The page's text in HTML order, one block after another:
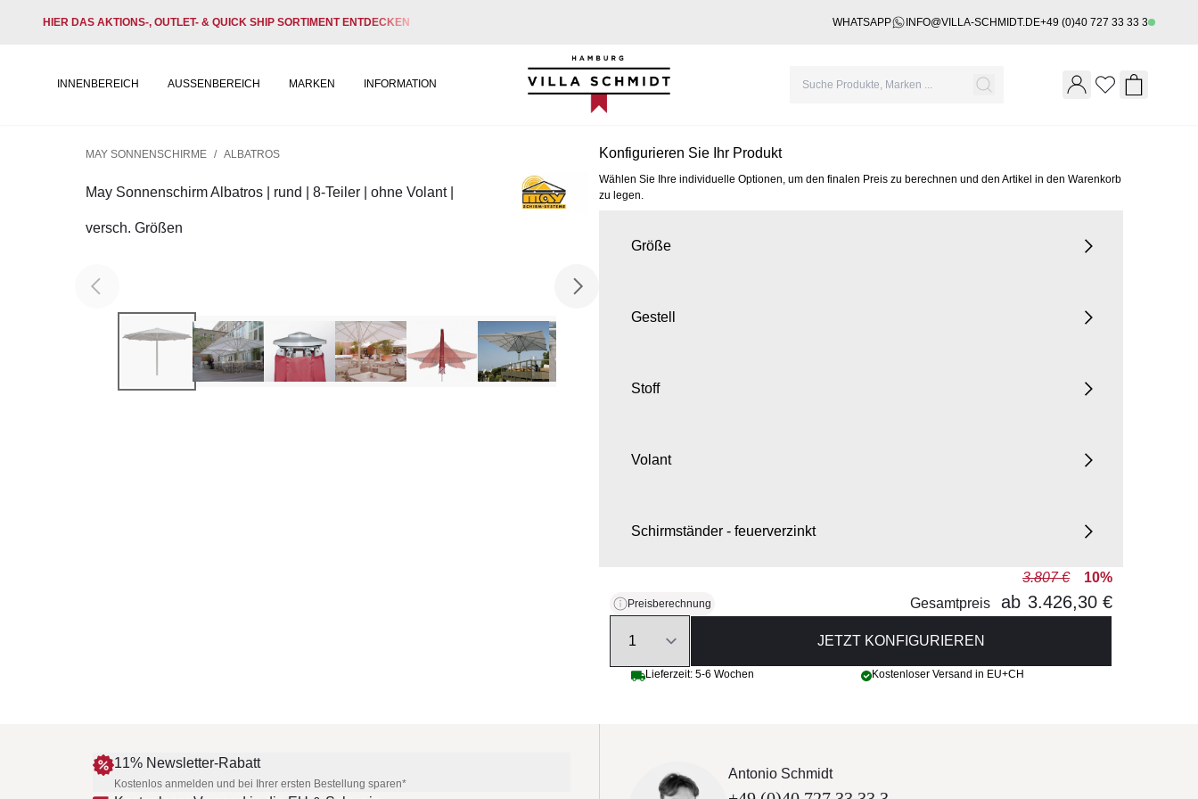
HIER DAS AKTIONS-, OUTLET- & QUICK SHIP SORTIMENT ENTDECKEN WHATSAPP INFO@VILLA-SCHMIDT.DE+49 (0)40 727 33 33 3
INNENBEREICH AUSSENBEREICH MARKEN INFORMATION
Villa Schmidt
Wishlist
MAY SONNENSCHIRME / ALBATROS
May Sonnenschirm Albatros | rund | 8-Teiler | ohne Volant |
versch. Größen
Konfigurieren Sie Ihr Produkt
Wählen Sie Ihre individuelle Optionen, um den finalen Preis zu berechnen und den Artikel in den Warenkorb
zu legen.
Größe
Gestell
Stoff
Volant
Schirmständer - feuerverzinkt
Schirmständer-Extras
Schirmmast-Extras
Preisberechnung
3.807 €
10%
Gesamtpreis
ab 3.426,30 €
JETZT KONFIGURIEREN
Lieferzeit: 5-6 Wochen Kostenloser Versand in EU+CH
11% Newsletter-Rabatt
Kostenlos anmelden und bei Ihrer ersten Bestellung sparen*
Antonio Schmidt